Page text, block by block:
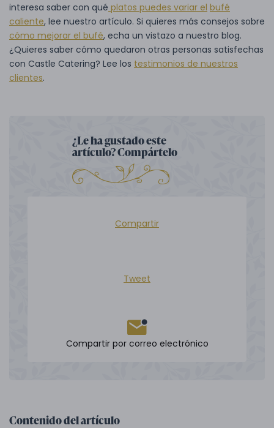
interesa saber con qué platos puedes variar el bufé
caliente, lee nuestro artículo. Si quieres más consejos sobre
cómo mejorar el bufé, echa un vistazo a nuestro blog.
¿Quieres saber cómo quedaron otras personas satisfechas
con Castle Catering? Lee los testimonios de nuestros
clientes.
¿Le ha gustado este
artículo? Compártelo
Compartir
Tweet
Compartir por correo electrónico
Contenido del artículo